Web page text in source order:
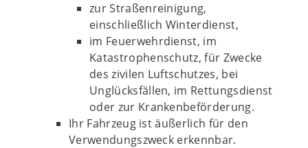
zur Straßenreinigung,
einschließlich Winterdienst,
im Feuerwehrdienst, im
Katastrophenschutz, für Zwecke
des zivilen Luftschutzes, bei
Unglücksfällen, im Rettungsdienst
oder zur Krankenbeförderung.
Ihr Fahrzeug ist äußerlich für den
Verwendungszweck erkennbar.